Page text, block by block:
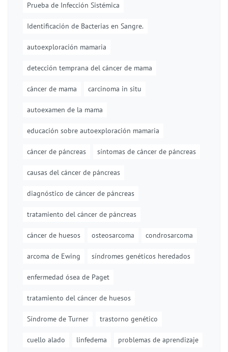
Prueba de Infección Sistémica
Identificación de Bacterias en Sangre.
autoexploración mamaria
detección temprana del cáncer de mama
cáncer de mama carcinoma in situ
autoexamen de la mama
educación sobre autoexploración mamaria
cáncer de páncreas síntomas de cáncer de páncreas
causas del cáncer de páncreas
diagnóstico de cáncer de páncreas
tratamiento del cáncer de páncreas
cáncer de huesos osteosarcoma condrosarcoma
arcoma de Ewing síndromes genéticos heredados
enfermedad ósea de Paget
tratamiento del cáncer de huesos
Síndrome de Turner trastorno genético
cuello alado linfedema problemas de aprendizaje